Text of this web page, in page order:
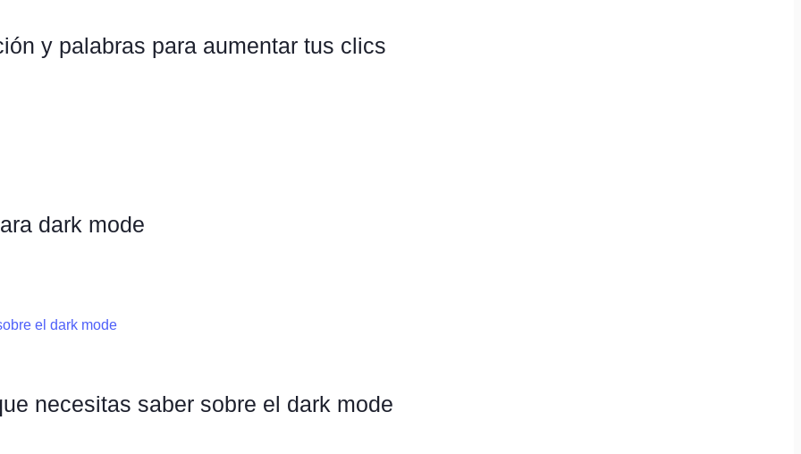
y palabras para aumentar tus clics
dark mode
necesitas saber sobre el dark mode